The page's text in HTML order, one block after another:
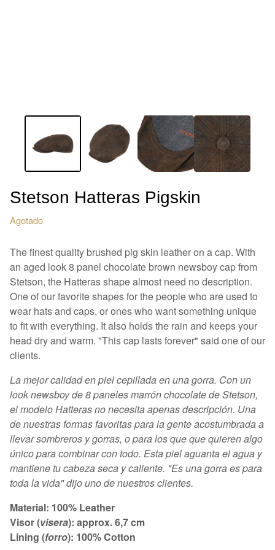
Stetson Hatteras Pigskin
Agotado
The finest quality brushed pig skin leather on a cap. With
an aged look 8 panel chocolate brown newsboy cap from
Stetson, the Hatteras shape almost need no description.
One of our favorite shapes for the people who are used to
wear hats and caps, or ones who want something unique
to fit with everything. It also holds the rain and keeps your
head dry and warm. "This cap lasts forever" said one of our
clients.
La mejor calidad en piel cepillada en una gorra. Con un
look newsboy de 8 paneles marrón chocolate de Stetson,
el modelo Hatteras no necesita apenas descripción. Una
de nuestras formas favoritas para la gente acostumbrada a
llevar sombreros y gorras, o para los que que quieren algo
único para combinar con todo. Esta piel aguanta el agua y
mantiene tu cabeza seca y caliente. "Es una gorra es para
toda la vida" dijo uno de nuestros clientes.
Material: 100% Leather
Visor (visera): approx. 6,7 cm
Lining (forro): 100% Cotton